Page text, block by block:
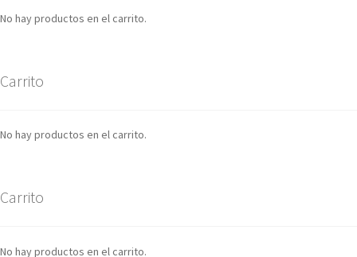
No hay productos en el carrito.
Carrito
No hay productos en el carrito.
Carrito
No hay productos en el carrito.